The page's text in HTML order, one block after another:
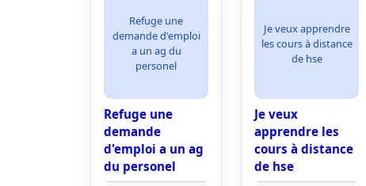
Refuge une
demande d'emploi
a un ag du
personel
Refuge une
demande
d'emploi a un ag
du personel
Je veux apprendre
les cours à distance
de hse
Je veux
apprendre les
cours à distance
de hse